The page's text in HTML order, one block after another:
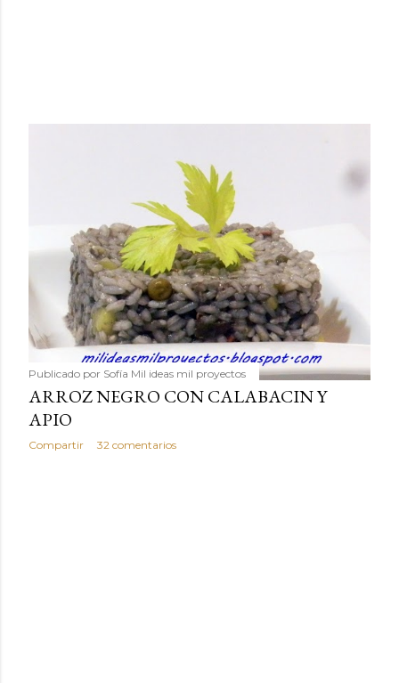
Publicado por Sofía Mil ideas mil proyectos
ARROZ NEGRO CON CALABACIN Y
APIO
Compartir 32 comentarios